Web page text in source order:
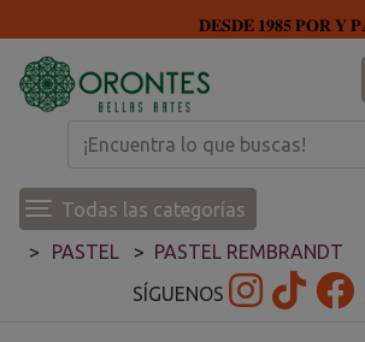
𝐃𝐄𝐒𝐃𝐄 𝟏𝟗𝟖𝟓 𝐏𝐎𝐑 𝐘
Todas las categorías
PASTEL
PASTEL REMBRANDT
SÍGUENOS